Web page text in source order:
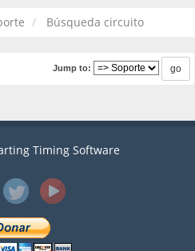
Búsqueda circuito
Jump to:
Timing Software